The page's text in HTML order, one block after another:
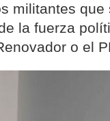
militantes que
la fuerza
o el